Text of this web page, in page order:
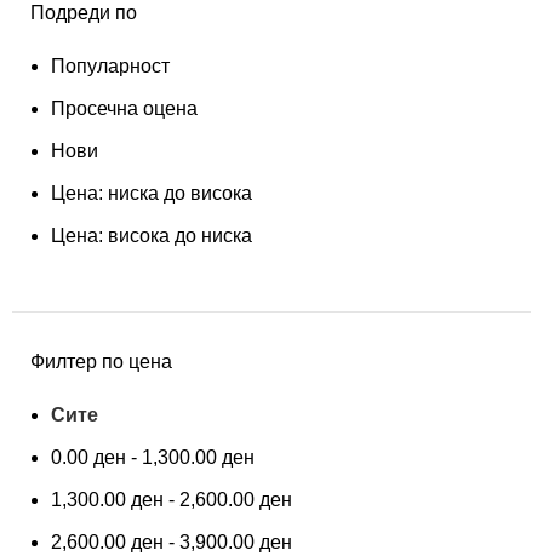
Подреди по
Популарност
Просечна оцена
Нови
Цена: ниска до висока
Цена: висока до ниска
Филтер по цена
Сите
0.00 ден - 1,300.00 ден
1,300.00 ден - 2,600.00 ден
2,600.00 ден - 3,900.00 ден